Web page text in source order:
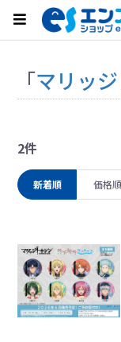
「マリッ
2件
新着順 価格順